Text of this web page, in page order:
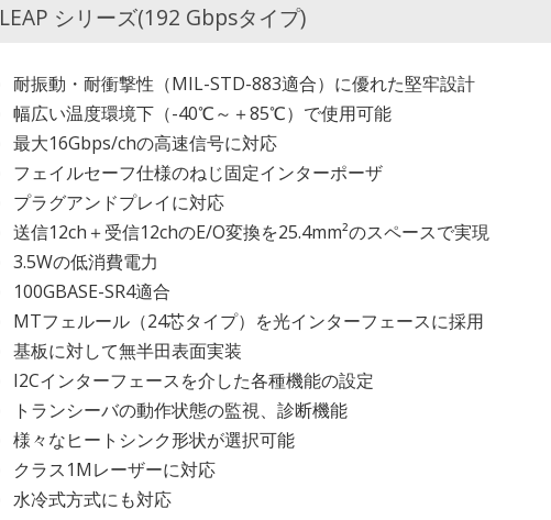
LEAP シリーズ(192 Gbpsタイプ)
耐振動・耐衝撃性（MIL-STD-883適合）に優れた堅牢設計
幅広い温度環境下（-40℃～＋85℃）で使用可能
最大16Gbps/chの高速信号に対応
フェイルセーフ仕様のねじ固定インターポーザ
プラグアンドプレイに対応
送信12ch＋受信12chのE/O変換を25.4mm²のスペースで実現
3.5Wの低消費電力
100GBASE-SR4適合
MTフェルール（24芯タイプ）を光インターフェースに採用
基板に対して無半田表面実装
I2Cインターフェースを介した各種機能の設定
トランシーバの動作状態の監視、診断機能
様々なヒートシンク形状が選択可能
クラス1Mレーザーに対応
水冷式方式にも対応